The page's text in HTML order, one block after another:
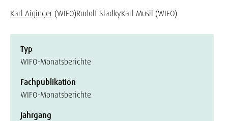
Karl Aiginger (WIFO)Rudolf SladkyKarl Musil (WIFO)
Typ
WIFO-Monatsberichte
Fachpublikation
WIFO-Monatsberichte
Jahrgang